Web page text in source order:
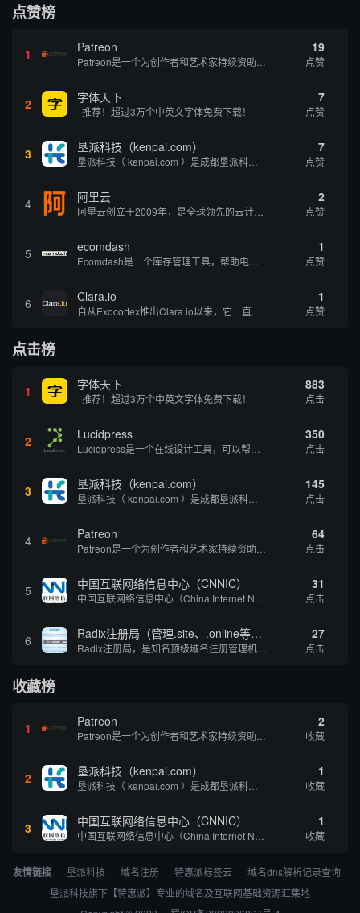
点赞榜
1 Patreon 19
点赞
2 字体天下
推荐！超过3万个中英文字体免费下载！
7
点赞
3 垦派科技（kenpai.com） 7
点赞
4 阿里云 2
点赞
5 ecomdash 1
点赞
6 Clara.io 1
点赞
点击榜
1 字体天下
推荐！超过3万个中英文字体免费下载！
883
点击
2 Lucidpress 350
点击
3 垦派科技（kenpai.com） 145
点击
4 Patreon 64
点击
5 中国互联网络信息中心（CNNIC） 31
点击
6 Radix注册局（管理.site、.online等顶级域名） 27
点击
收藏榜
1 Patreon 2
收藏
2 垦派科技（kenpai.com） 1
收藏
3 中国互联网络信息中心（CNNIC） 1
收藏
友情链接 垦派科技 域名注册 特惠派标签云
域名dns解析记录查询
垦派科技旗下【特惠派】专业的域名及互联网基础资源汇集地